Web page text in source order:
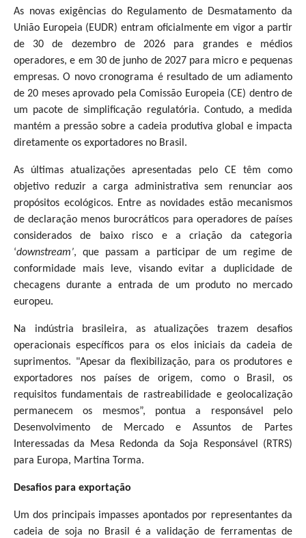
As novas exigências do Regulamento de Desmatamento da
União Europeia (EUDR) entram oficialmente em vigor a partir
de 30 de dezembro de 2026 para grandes e médios
operadores, e em 30 de junho de 2027 para micro e pequenas
empresas. O novo cronograma é resultado de um adiamento
de 20 meses aprovado pela Comissão Europeia (CE) dentro de
um pacote de simplificação regulatória. Contudo, a medida
mantém a pressão sobre a cadeia produtiva global e impacta
diretamente os exportadores no Brasil.
As últimas atualizações apresentadas pelo CE têm como
objetivo reduzir a carga administrativa sem renunciar aos
propósitos ecológicos. Entre as novidades estão mecanismos
de declaração menos burocráticos para operadores de países
considerados de baixo risco e a criação da categoria
‘downstream’, que passam a participar de um regime de
conformidade mais leve, visando evitar a duplicidade de
checagens durante a entrada de um produto no mercado
europeu.
Na indústria brasileira, as atualizações trazem desafios
operacionais específicos para os elos iniciais da cadeia de
suprimentos. "Apesar da flexibilização, para os produtores e
exportadores nos países de origem, como o Brasil, os
requisitos fundamentais de rastreabilidade e geolocalização
permanecem os mesmos”, pontua a responsável pelo
Desenvolvimento de Mercado e Assuntos de Partes
Interessadas da Mesa Redonda da Soja Responsável (RTRS)
para Europa, Martina Torma.
Desafios para exportação
Um dos principais impasses apontados por representantes da
cadeia de soja no Brasil é a validação de ferramentas de